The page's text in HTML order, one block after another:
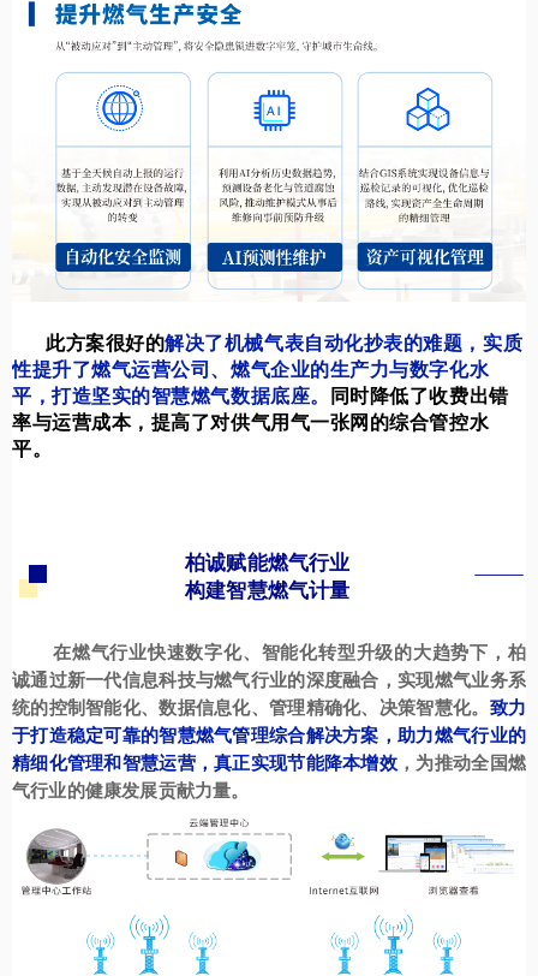
此方案很好的解决了机械气表自动化抄表的难题，实质
性提升了燃气运营公司、燃气企业的生产力与数字化水
平，打造坚实的智慧燃气数据底座。 同时降低了收费出错
率与运营成本，提高了对供气用气一张网的综合管控水
平。
柏诚赋能燃气行业
构建智慧燃气计量
在燃气行业快速数字化、智能化转型升级的大趋势下，柏
诚通过新一代信息科技与燃气行业的深度融合，实现燃气业务系
统的控制智能化、数据信息化、管理精确化、决策智慧化。 致力
于打造稳定可靠的智慧燃气管理综合解决方案，助力燃气行业的
精细化管理和智慧运营，真正实现节能降本增效 ，为推动全国燃
气行业的健康发展贡献力量。